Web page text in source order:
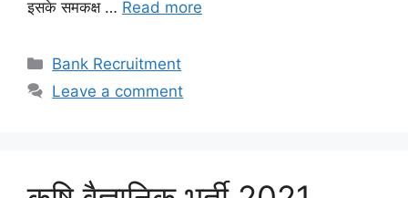
इसके समकक्ष … Read more
Categories
Bank Recruitment
Leave a comment